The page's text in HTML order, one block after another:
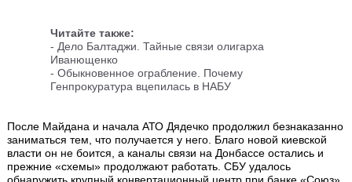
Читайте также:
- Дело Балтаджи. Тайные связи олигарха
Иванющенко
-Обыкновенное ограбление. Почему
Генпрокуратура вцепилась в НАБУ
После Майдана и начала АТО Дядечко продолжил безнаказанно
заниматься тем, что получается у него. Благо новой киевской
власти он не боится, а каналы связи на Донбассе остались и
прежние «схемы» продолжают работать. СБУ удалось
обнаружить крупный конвертационный центр при банке «Союз»,